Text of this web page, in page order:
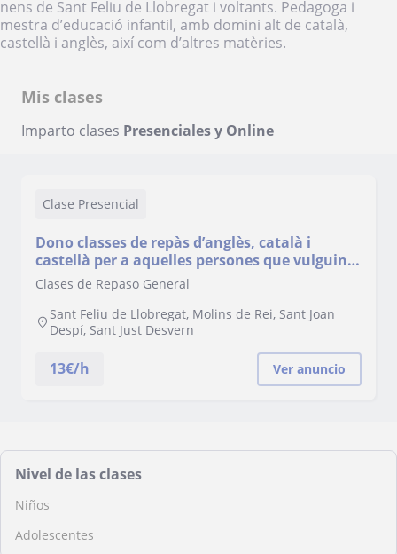
nens de Sant Feliu de Llobregat i voltants. Pedagoga i
mestra d’educació infantil, amb domini alt de català,
castellà i anglès, així com d’altres matèries.
Mis clases
Imparto clases Presenciales y Online
Clase Presencial
Dono classes de repàs d’anglès, català i
castellà per a aquelles persones que vulguin
millorar les seves competències lingüístique
Clases de Repaso General
Sant Feliu de Llobregat, Molins de Rei, Sant Joan
Despí, Sant Just Desvern
13€/h Ver anuncio
Nivel de las clases
Niños
Adolescentes